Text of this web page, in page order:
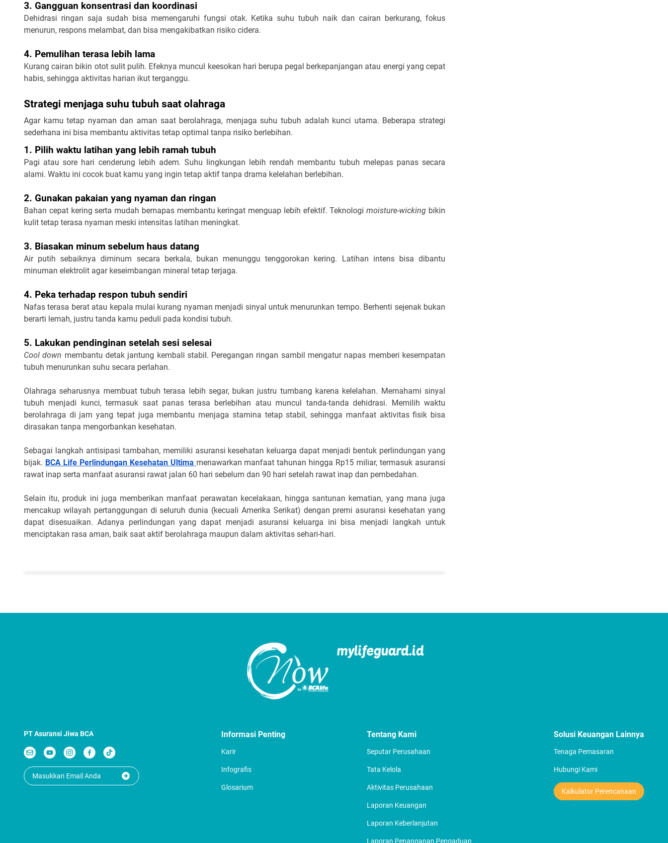
3. Gangguan konsentrasi dan koordinasi
Dehidrasi ringan saja sudah bisa memengaruhi fungsi otak. Ketika suhu tubuh naik dan cairan berkurang, fokus
menurun, respons melambat, dan bisa mengakibatkan risiko cidera.
4. Pemulihan terasa lebih lama
Kurang cairan bikin otot sulit pulih. Efeknya muncul keesokan hari berupa pegal berkepanjangan atau energi yang cepat
habis, sehingga aktivitas harian ikut terganggu.
Strategi menjaga suhu tubuh saat olahraga
Agar kamu tetap nyaman dan aman saat berolahraga, menjaga suhu tubuh adalah kunci utama. Beberapa strategi
sederhana ini bisa membantu aktivitas tetap optimal tanpa risiko berlebihan.
1. Pilih waktu latihan yang lebih ramah tubuh
Pagi atau sore hari cenderung lebih adem. Suhu lingkungan lebih rendah membantu tubuh melepas panas secara
alami. Waktu ini cocok buat kamu yang ingin tetap aktif tanpa drama kelelahan berlebihan.
2. Gunakan pakaian yang nyaman dan ringan
Bahan cepat kering serta mudah bernapas membantu keringat menguap lebih efektif. Teknologi moisture-wicking bikin
kulit tetap terasa nyaman meski intensitas latihan meningkat.
3. Biasakan minum sebelum haus datang
Air putih sebaiknya diminum secara berkala, bukan menunggu tenggorokan kering. Latihan intens bisa dibantu
minuman elektrolit agar keseimbangan mineral tetap terjaga.
4. Peka terhadap respon tubuh sendiri
Nafas terasa berat atau kepala mulai kurang nyaman menjadi sinyal untuk menurunkan tempo. Berhenti sejenak bukan
berarti lemah, justru tanda kamu peduli pada kondisi tubuh.
5. Lakukan pendinginan setelah sesi selesai
Cool down membantu detak jantung kembali stabil. Peregangan ringan sambil mengatur napas memberi kesempatan
tubuh menurunkan suhu secara perlahan.
Olahraga seharusnya membuat tubuh terasa lebih segar, bukan justru tumbang karena kelelahan. Memahami sinyal
tubuh menjadi kunci, termasuk saat panas terasa berlebihan atau muncul tanda-tanda dehidrasi. Memilih waktu
berolahraga di jam yang tepat juga membantu menjaga stamina tetap stabil, sehingga manfaat aktivitas fisik bisa
dirasakan tanpa mengorbankan kesehatan.
Sebagai langkah antisipasi tambahan, memiliki asuransi kesehatan keluarga dapat menjadi bentuk perlindungan yang
bijak. BCA Life Perlindungan Kesehatan Ultima menawarkan manfaat tahunan hingga Rp15 miliar, termasuk asuransi
rawat inap serta manfaat asuransi rawat jalan 60 hari sebelum dan 90 hari setelah rawat inap dan pembedahan.
Selain itu, produk ini juga memberikan manfaat perawatan kecelakaan, hingga santunan kematian, yang mana juga
mencakup wilayah pertanggungan di seluruh dunia (kecuali Amerika Serikat) dengan premi asuransi kesehatan yang
dapat disesuaikan. Adanya perlindungan yang dapat menjadi asuransi keluarga ini bisa menjadi langkah untuk
menciptakan rasa aman, baik saat aktif berolahraga maupun dalam aktivitas sehari-hari.
PT Asuransi Jiwa BCA Informasi Penting
Karir
Infografis
Glosarium
Tentang Kami
Seputar Perusahaan
Tata Kelola
Aktivitas Perusahaan
Laporan Keuangan
Laporan Keberlanjutan
Laporan Penanganan Pengaduan
Solusi Keuangan Lainnya
Tenaga Pemasaran
Hubungi Kami
Kalkulator Perencanaan